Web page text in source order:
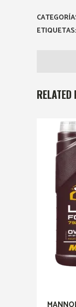
ETIQUETAS:
RELATED